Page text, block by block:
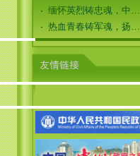
· 缅怀英烈铸忠魂，中…
· 热血青春铸军魂，扬…